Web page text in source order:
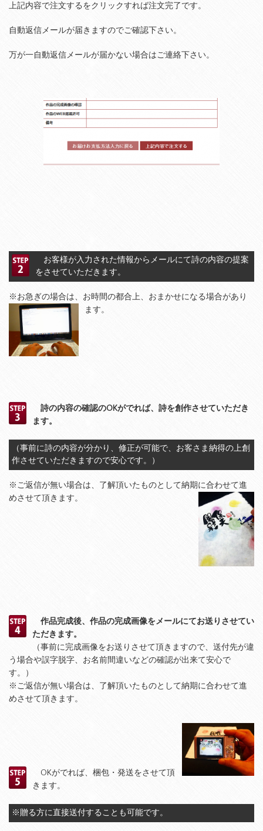
上記内容で注文するをクリックすれば注文完了です。
自動返信メールが届きますのでご確認下さい。
万が一自動返信メールが届かない場合はご連絡下さい。
お客様が入力された情報からメールにて詩の内容の提案
をさせていただきます。
※お急ぎの場合は、お時間の都合上、おまかせになる場合があり
ます。
詩の内容の確認のOKがでれば、詩を創作させていただき
ます。
（事前に詩の内容が分かり、修正が可能で、お客さま納得の上創
作させていただきますので安心です。）
※ご返信が無い場合は、了解頂いたものとして納期に合わせて進
めさせて頂きます。
作品完成後、作品の完成画像をメールにてお送りさせてい
ただきます。
（事前に完成画像をお送りさせて頂きますので、送付先が違
う場合や誤字脱字、お名前間違いなどの確認が出来て安心で
す。）
※ご返信が無い場合は、了解頂いたものとして納期に合わせて進
めさせて頂きます。
OKがでれば、梱包・発送をさせて頂
きます。
※贈る方に直接送付することも可能です。